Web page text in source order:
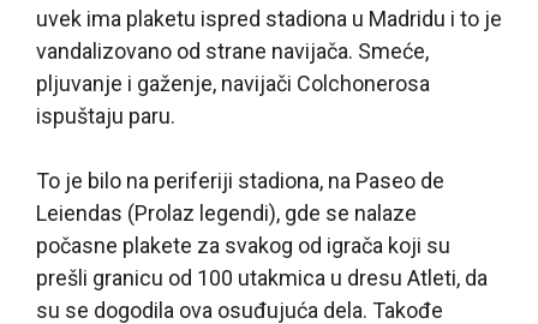
uvek ima plaketu ispred stadiona u Madridu i to je
vandalizovano od strane navijača. Smeće,
pljuvanje i gaženje, navijači Colchonerosa
ispuštaju paru.
To je bilo na periferiji stadiona, na Paseo de
Leiendas (Prolaz legendi), gde se nalaze
počasne plakete za svakog od igrača koji su
prešli granicu od 100 utakmica u dresu Atleti, da
su se dogodila ova osuđujuća dela. Takođe